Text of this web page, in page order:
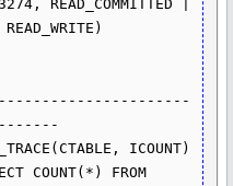
ICOUNT)
COUNT(*) FROM